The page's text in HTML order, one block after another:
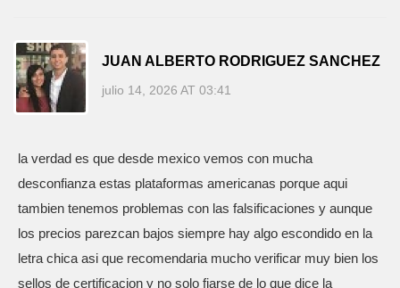
JUAN ALBERTO RODRIGUEZ SANCHEZ
julio 14, 2026 AT 03:41
la verdad es que desde mexico vemos con mucha
desconfianza estas plataformas americanas porque aqui
tambien tenemos problemas con las falsificaciones y aunque
los precios parezcan bajos siempre hay algo escondido en la
letra chica asi que recomendaria mucho verificar muy bien los
sellos de certificacion y no solo fiarse de lo que dice la